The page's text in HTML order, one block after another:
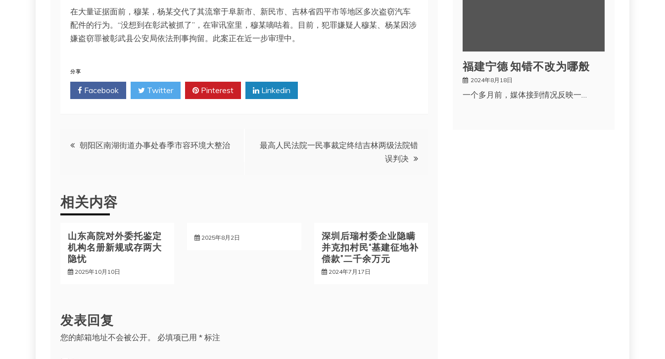
在大量证据面前，穆某，杨某交代了其流窜于阜新市、新民市、吉林省四平市等地区多次盗窃汽车
配件的行为。“没想到在彰武被抓了”，在审讯室里，穆某嘀咕着。目前，犯罪嫌疑人穆某、杨某因涉
嫌盗窃罪被彰武县公安局依法刑事拘留。此案正在近一步审理中。
分享
Facebook Twitter Pinterest Linkedin
文
导
航
朝阳区南湖街道办事处春季市容环境大整治
最高人民法院一民事裁定终结吉林两级法院错
误判决
相关内容
山东高院对外委托鉴定
机构名册新规或存两大
隐忧
2025年10月10日
2025年8月2日
深圳后瑞村委企业隐瞒
并克扣村民“基建征地补
偿款”二千余万元
2024年7月17日
发表回复
您的邮箱地址不会被公开。 必填项已用 * 标注
福建宁德 知错不改为哪般
2024年8月18日
一个多月前，媒体接到情况反映一…